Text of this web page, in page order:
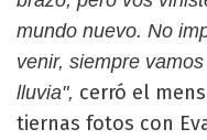
mundo nuevo. No
venir, siempre
lluvia", cerró el
tiernas fotos con